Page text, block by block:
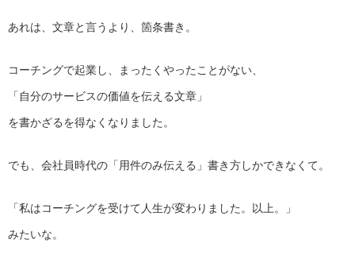
あれは、文章と言うより、箇条書き。
コーチングで起業し、まったくやったことがない、
「自分のサービスの価値を伝える文章」
を書かざるを得なくなりました。
でも、会社員時代の「用件のみ伝える」書き方しかできなくて。
「私はコーチングを受けて人生が変わりました。以上。」
みたいな。